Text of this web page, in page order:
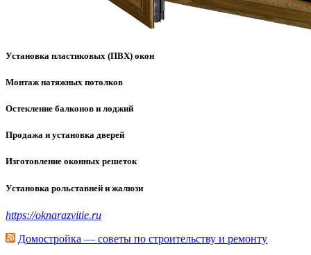
Установка пластиковых (ПВХ) окон
Монтаж натяжных потолков
Остекление балконов и лоджий
Продажа и установка дверей
Изготовление оконных решеток
Установка рольставней и жалюзи
https://oknarazvitie.ru
Домостройка — советы по строительству и ремонту